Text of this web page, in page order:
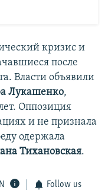
кризис и
после
Власти объявили
Лукашенко,
Оппозиция
и не признала
одержала
Тихановская.
Follow us